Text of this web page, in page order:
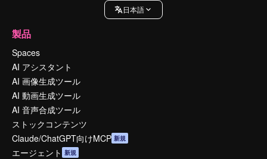
日本語
製品
Spaces
AI アシスタント
AI 画像生成ツール
AI 動画生成ツール
AI 音声合成ツール
ストックコンテンツ
Claude/ChatGPT向けMCP 新規
エージェント 新規